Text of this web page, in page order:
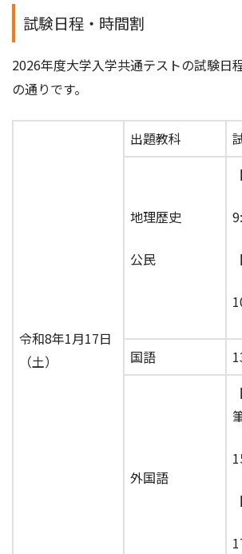
試験日程・時間割
2026年度大学入学共通テストの試験日
の通りです。
令和8年1月17日
（土）
出題教科
地理歴史
公民
国語
外国語